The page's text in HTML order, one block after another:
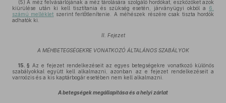
(5) A méz felvásárlójának a méz tárolására szolgáló hordókat, eszközöket azok
kiürülése után ki kell tisztítania és szükség esetén, járványügyi okból a 6.
számú melléklet szerint fertőtlenítenie. A méhészek részére csak tiszta hordók
adhatók ki.
II. Fejezet
A MÉHBETEGSÉGEKRE VONATKOZÓ ÁLTALÁNOS SZABÁLYOK
15. § Az e fejezet rendelkezéseit az egyes betegségekre vonatkozó különös
szabályokkal együtt kell alkalmazni, azonban az e fejezet rendelkezéseit a
varroózis és a kis kaptárbogár esetében nem kell alkalmazni.
A betegségek megállapítása és a helyi zárlat